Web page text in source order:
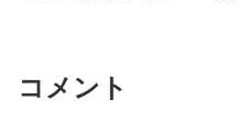
コメント